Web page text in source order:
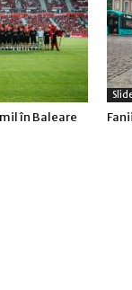
în Baleare